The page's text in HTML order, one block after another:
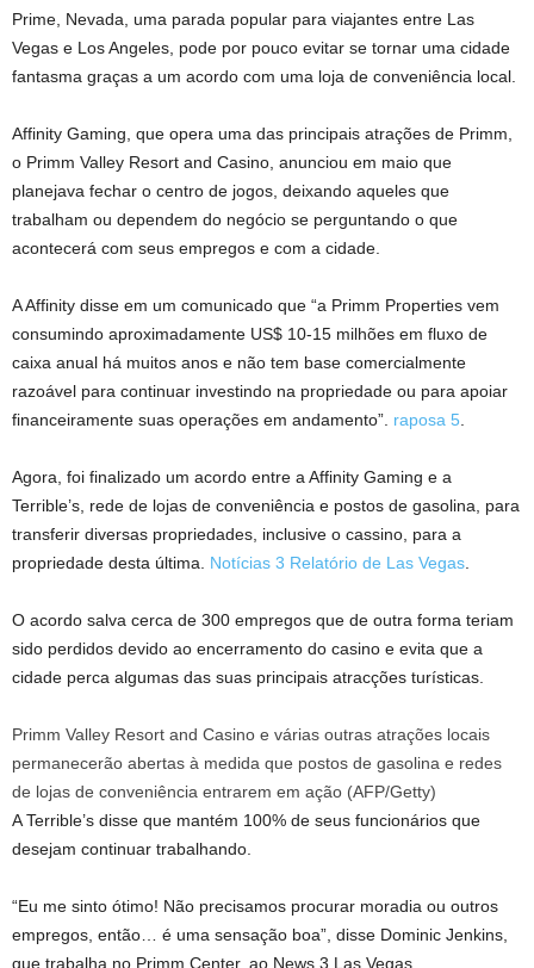
Prime, Nevada, uma parada popular para viajantes entre Las
Vegas e Los Angeles, pode por pouco evitar se tornar uma cidade
fantasma graças a um acordo com uma loja de conveniência local.
Affinity Gaming, que opera uma das principais atrações de Primm,
o Primm Valley Resort and Casino, anunciou em maio que
planejava fechar o centro de jogos, deixando aqueles que
trabalham ou dependem do negócio se perguntando o que
acontecerá com seus empregos e com a cidade.
A Affinity disse em um comunicado que “a Primm Properties vem
consumindo aproximadamente US$ 10-15 milhões em fluxo de
caixa anual há muitos anos e não tem base comercialmente
razoável para continuar investindo na propriedade ou para apoiar
financeiramente suas operações em andamento”. raposa 5
Agora, foi finalizado um acordo entre a Affinity Gaming e a
Terrible’s, rede de lojas de conveniência e postos de gasolina, para
transferir diversas propriedades, inclusive o cassino, para a
propriedade desta última. Notícias 3 Relatório de Las Vegas
O acordo salva cerca de 300 empregos que de outra forma teriam
sido perdidos devido ao encerramento do casino e evita que a
cidade perca algumas das suas principais atracções turísticas.
Primm Valley Resort and Casino e várias outras atrações locais
permanecerão abertas à medida que postos de gasolina e redes
de lojas de conveniência entrarem em ação (AFP/Getty)
A Terrible’s disse que mantém 100% de seus funcionários que
desejam continuar trabalhando.
“Eu me sinto ótimo! Não precisamos procurar moradia ou outros
empregos, então… é uma sensação boa”, disse Dominic Jenkins,
que trabalha no Primm Center, ao News 3 Las Vegas.